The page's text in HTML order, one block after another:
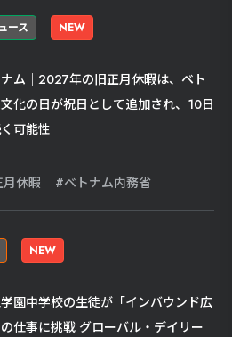
NEW
ース
ム｜2027年の旧正月休暇は、ベト
化の日が祝日として追加され、10日
可能性
休暇 ベトナム内務省
NEW
園中学校の生徒が「インバウンド広
仕事に挑戦 グローバル・デイリー